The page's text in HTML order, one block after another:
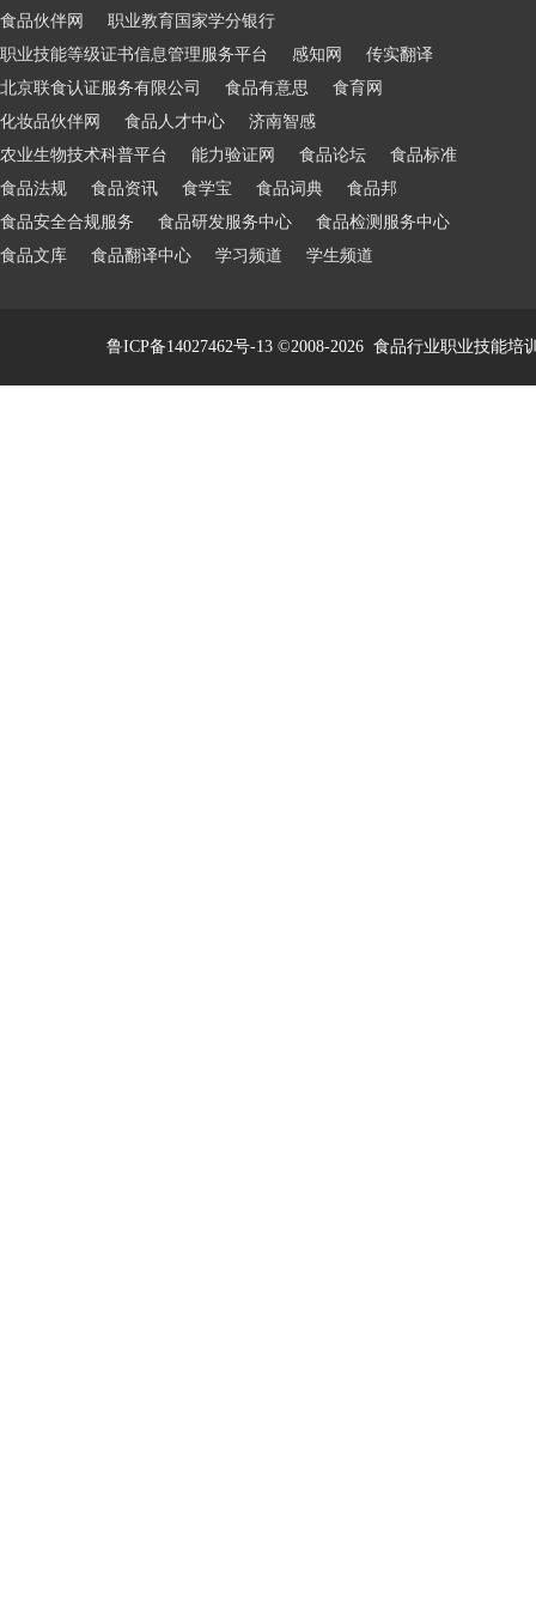
食品伙伴网
职业教育国家学分银行
职业技能等级证书信息管理服务平台
感知网
传实翻译
北京联食认证服务有限公司
食品有意思
食育网
化妆品伙伴网
食品人才中心
济南智感
农业生物技术科普平台
能力验证网 食品论坛
食品标准
食品法规
食品资讯 食学宝 食品词典
食品邦
食品安全合规服务
食品研发服务中心
食品检测服务中心
食品文库
食品翻译中心 学习频道 学生频道
鲁ICP备14027462号-13©2008-2026 食品行业职业技能培